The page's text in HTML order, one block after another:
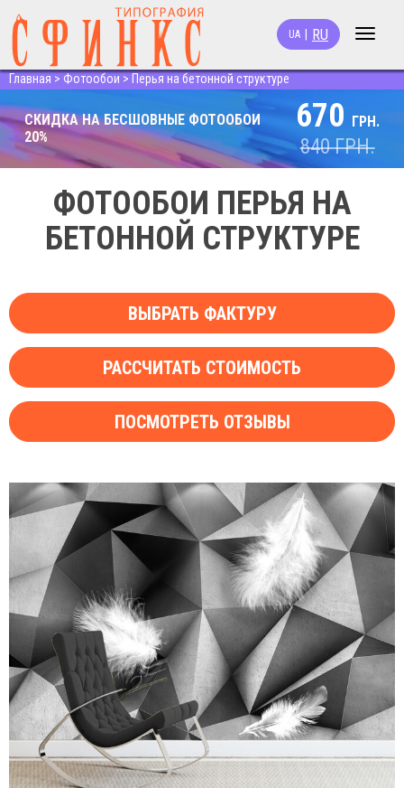
Toggle
UA RU
Главная > Фотообои > Перья на бетонной структуре
СКИДКА НА БЕСШОВНЫЕ ФОТООБОИ
20%
670 ГРН.
840ГРН.
ФОТООБОИ ПЕРЬЯ НА
БЕТОННОЙ СТРУКТУРЕ
ВЫБРАТЬ ФАКТУРУ
РАССЧИТАТЬ СТОИМОСТЬ
ПОСМОТРЕТЬ ОТЗЫВЫ